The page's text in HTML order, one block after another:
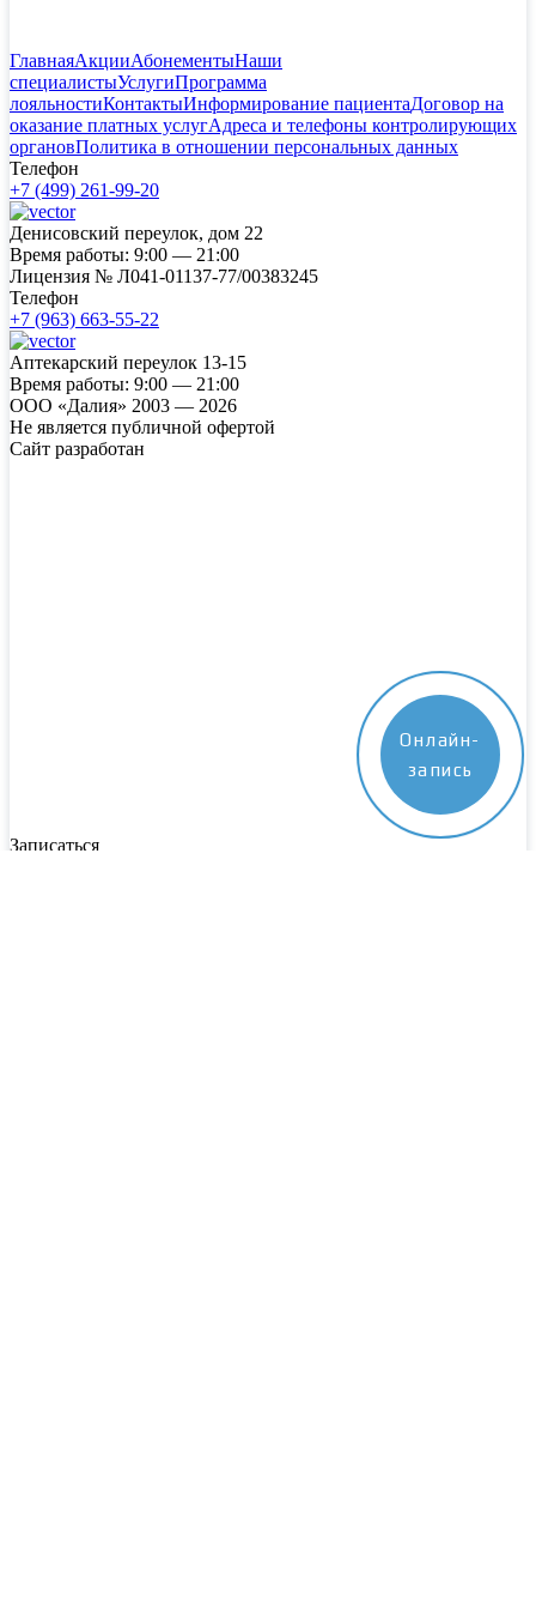
Онлайн-
запись
ГлавнаяАкцииАбонементыНаши
специалистыУслугиПрограмма
лояльностиКонтактыИнформирование пациентаДоговор на
оказание платных услугАдреса и телефоны контролирующих
органовПолитика в отношении персональных данных
Телефон
+7 (499) 261-99-20
Денисовский переулок, дом 22
Время работы: 9:00 — 21:00
Лицензия № Л041-01137-77/00383245
Телефон
+7 (963) 663-55-22
Аптекарский переулок 13-15
Время работы: 9:00 — 21:00
ООО «Далия» 2003 — 2026
Не является публичной офертой
Сайт разработан
Записаться